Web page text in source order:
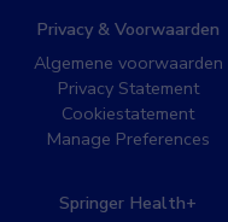
Privacy & Voorwaarden
Algemene voorwaarden
Privacy Statement
Cookiestatement
Manage Preferences
Springer Health+